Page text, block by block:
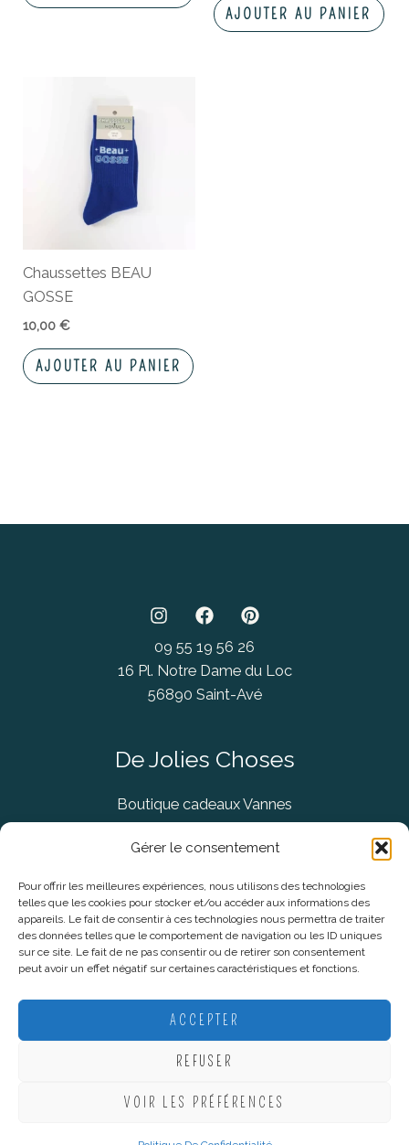
Gérer le consentement
Pour offrir les meilleures expériences, nous utilisons des technologies
telles que les cookies pour stocker et/ou accéder aux informations des
appareils. Le fait de consentir à ces technologies nous permettra de traiter
des données telles que le comportement de navigation ou les ID uniques
sur ce site. Le fait de ne pas consentir ou de retirer son consentement
peut avoir un effet négatif sur certaines caractéristiques et fonctions.
ACCEPTER
REFUSER
VOIR LES PRÉFÉRENCES
AJOUTER AU PANIER
Chaussettes BEAU
GOSSE
10,00€
AJOUTER AU PANIER
09 55 19 56 26
16 Pl. Notre Dame du Loc
56890 Saint-Avé
De Jolies Choses
Boutique cadeaux Vannes
Concept Store Vannes
Informations légales
CGV
Politique De Confidentialité
Plan du site
Webmarketing